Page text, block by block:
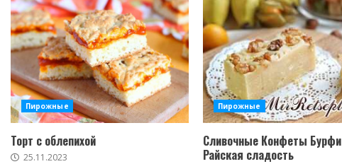
Пирожные
Торт с облепихой
25.11.2023
Пирожные
Сливочные Конфеты Бурфи
Райская сладость